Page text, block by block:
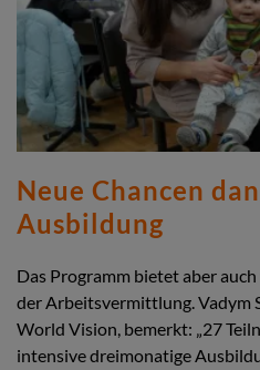
Neue Chancen
Ausbildung
Das Programm bietet aber
der Arbeitsvermittlung. Vadym
World Vision, bemerkt: „27
intensive dreimonatige